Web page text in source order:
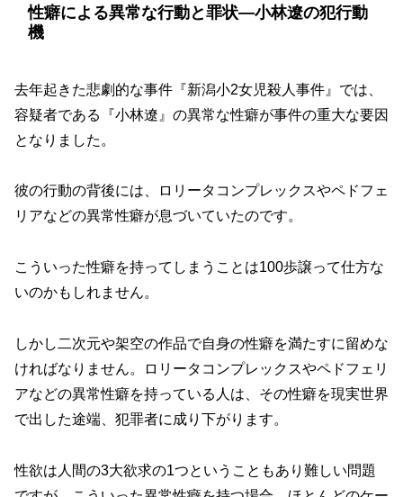
性癖による異常な行動と罪状―小林遼の犯行動
機
去年起きた悲劇的な事件『新潟小2女児殺人事件』では、
容疑者である『小林遼』の異常な性癖が事件の重大な要因
となりました。
彼の行動の背後には、ロリータコンプレックスやペドフェ
リアなどの異常性癖が息づいていたのです。
こういった性癖を持ってしまうことは100歩譲って仕方な
いのかもしれません。
しかし二次元や架空の作品で自身の性癖を満たすに留めな
ければなりません。ロリータコンプレックスやペドフェリ
アなどの異常性癖を持っている人は、その性癖を現実世界
で出した途端、犯罪者に成り下がります。
性欲は人間の3大欲求の1つということもあり難しい問題